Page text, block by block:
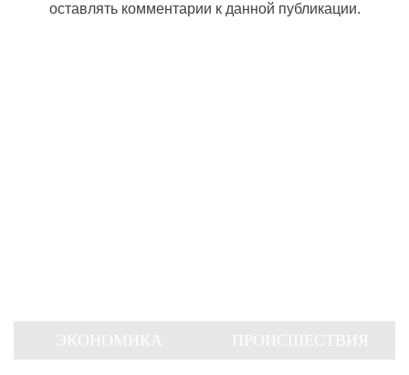
оставлять комментарии к данной публикации.